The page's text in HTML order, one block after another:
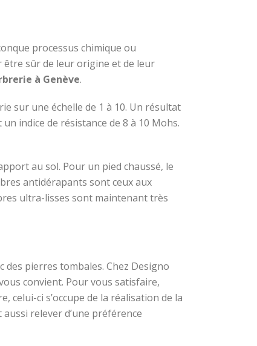
processus chimique ou
être sûr de leur origine et de leur
à Genève.
sur une échelle de 1 à 10. Un résultat
indice de résistance de 8 à 10 Mohs.
au sol. Pour un pied chaussé, le
antidérapants sont ceux aux
ultra-lisses sont maintenant très
pierres tombales. Chez Designo
convient. Pour vous satisfaire,
ci s’occupe de la réalisation de la
relever d’une préférence